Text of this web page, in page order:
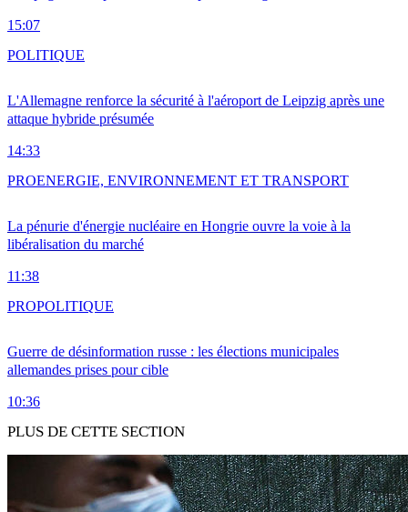
15:07
L'Allemagne renforce la sécurité à l'aéroport de Leipzig après une
attaque hybride présumée
14:33
POLITIQUE
La pénurie d'énergie nucléaire en Hongrie ouvre la voie à la
libéralisation du marché
11:38
PROENERGIE, ENVIRONNEMENT ET TRANSPORT
Guerre de désinformation russe : les élections municipales
allemandes prises pour cible
10:36
PROPOLITIQUE
PLUS DE CETTE SECTION